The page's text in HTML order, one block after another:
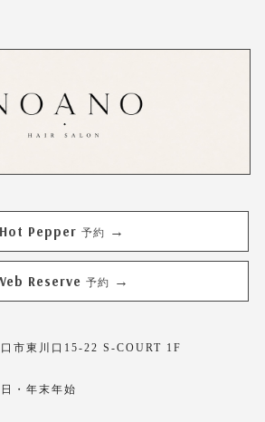
Hot Pepper 予約 →
Reserve 予約 →
市東川口15-22 S-COURT 1F
・年末年始